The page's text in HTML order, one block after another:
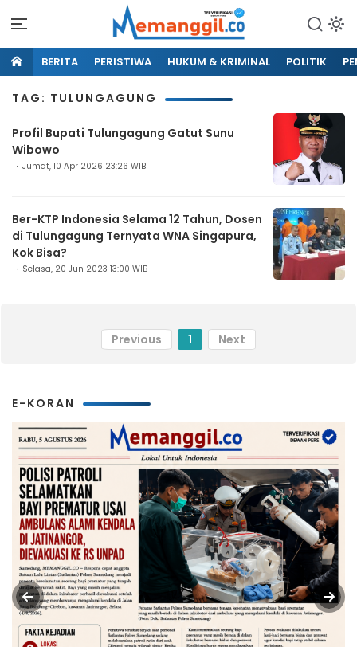
BERITA PERISTIWA HUKUM & KRIMINAL POLITIK
TAG: TULUNGAGUNG
Profil Bupati Tulungagung Gatut Sunu
Wibowo
Jumat, 10 Apr 2026 23:26 WIB
Ber-KTP Indonesia Selama 12 Tahun, Dosen
di Tulungagung Ternyata WNA Singapura,
Kok Bisa?
Selasa, 20 Jun 2023 13:00 WIB
Previous 1 Next
E-KORAN